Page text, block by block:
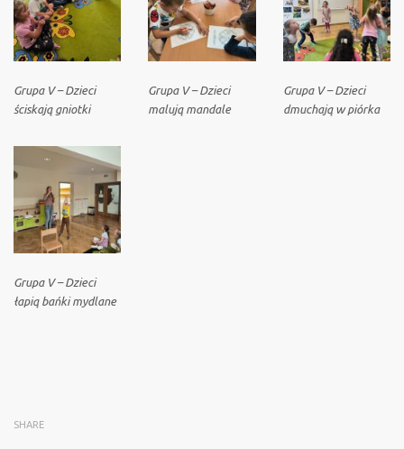
Grupa V – Dzieci
ściskają gniotki
Grupa V – Dzieci
malują mandale
Grupa V – Dzieci
dmuchają w piórka
Grupa V – Dzieci
łapią bańki mydlane
SHARE